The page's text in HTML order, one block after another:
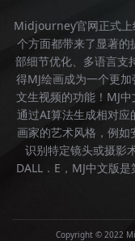
Midjourney官网正式上
个方面都带来了显著
部细节优化、多语言支
得MJ绘画成为一个更
文生视频的功能！ MJ
通过AI算法生成相对应
画家的艺术风格，例
识别特定镜头或摄影
DALL．E， MJ中文版是
Copyright © 2022